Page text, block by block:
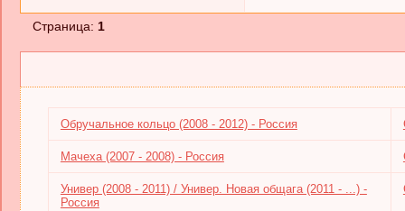
Страница: 1
Обручальное кольцо (2008 - 2012) - Россия
Мачеха (2007 - 2008) - Россия
Универ (2008 - 2011) / Универ. Новая общага (2011 - ...) -
Россия